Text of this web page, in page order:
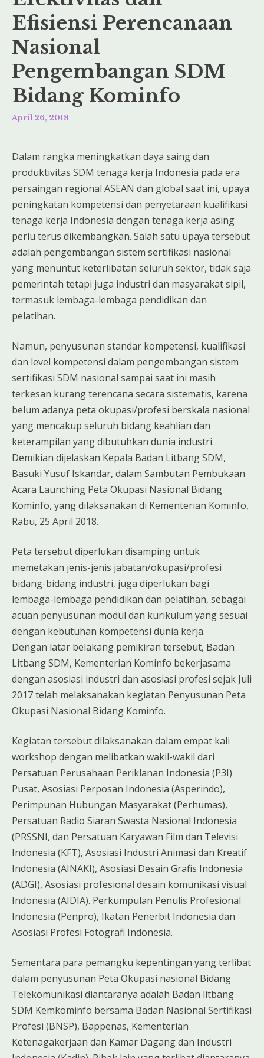
Efisiensi Perencanaan
Nasional
Pengembangan SDM
Bidang Kominfo
April 26, 2018
Dalam rangka meningkatkan daya saing dan
produktivitas SDM tenaga kerja Indonesia pada era
persaingan regional ASEAN dan global saat ini, upaya
peningkatan kompetensi dan penyetaraan kualifikasi
tenaga kerja Indonesia dengan tenaga kerja asing
perlu terus dikembangkan. Salah satu upaya tersebut
adalah pengembangan sistem sertifikasi nasional
yang menuntut keterlibatan seluruh sektor, tidak saja
pemerintah tetapi juga industri dan masyarakat sipil,
termasuk lembaga-lembaga pendidikan dan
pelatihan.
Namun, penyusunan standar kompetensi, kualifikasi
dan level kompetensi dalam pengembangan sistem
sertifikasi SDM nasional sampai saat ini masih
terkesan kurang terencana secara sistematis, karena
belum adanya peta okupasi/profesi berskala nasional
yang mencakup seluruh bidang keahlian dan
keterampilan yang dibutuhkan dunia industri.
Demikian dijelaskan Kepala Badan Litbang SDM,
Basuki Yusuf Iskandar, dalam Sambutan Pembukaan
Acara Launching Peta Okupasi Nasional Bidang
Kominfo, yang dilaksanakan di Kementerian Kominfo,
Rabu, 25 April 2018.
Peta tersebut diperlukan disamping untuk
memetakan jenis-jenis jabatan/okupasi/profesi
bidang-bidang industri, juga diperlukan bagi
lembaga-lembaga pendidikan dan pelatihan, sebagai
acuan penyusunan modul dan kurikulum yang sesuai
dengan kebutuhan kompetensi dunia kerja.
Dengan latar belakang pemikiran tersebut, Badan
Litbang SDM, Kementerian Kominfo bekerjasama
dengan asosiasi industri dan asosiasi profesi sejak Juli
2017 telah melaksanakan kegiatan Penyusunan Peta
Okupasi Nasional Bidang Kominfo.
Kegiatan tersebut dilaksanakan dalam empat kali
workshop dengan melibatkan wakil-wakil dari
Persatuan Perusahaan Periklanan Indonesia (P3I)
Pusat, Asosiasi Perposan Indonesia (Asperindo),
Perimpunan Hubungan Masyarakat (Perhumas),
Persatuan Radio Siaran Swasta Nasional Indonesia
(PRSSNI, dan Persatuan Karyawan Film dan Televisi
Indonesia (KFT), Asosiasi Industri Animasi dan Kreatif
Indonesia (AINAKI), Asosiasi Desain Grafis Indonesia
(ADGI), Asosiasi profesional desain komunikasi visual
Indonesia (AIDIA). Perkumpulan Penulis Profesional
Indonesia (Penpro), Ikatan Penerbit Indonesia dan
Asosiasi Profesi Fotografi Indonesia.
Sementara para pemangku kepentingan yang terlibat
dalam penyusunan Peta Okupasi nasional Bidang
Telekomunikasi diantaranya adalah Badan litbang
SDM Kemkominfo bersama Badan Nasional Sertifikasi
Profesi (BNSP), Bappenas, Kementerian
Ketenagakerjaan dan Kamar Dagang dan Industri